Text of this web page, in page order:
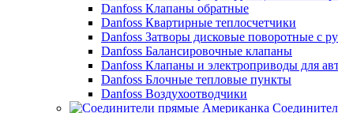
Danfoss Клапаны обратные
Danfoss Квартирные теплосчетчики
Danfoss Затворы дисковые поворотные с
Danfoss Балансировочные клапаны
Danfoss Клапаны и электроприводы для
Danfoss Блочные тепловые пункты
Danfoss Воздухоотводчики